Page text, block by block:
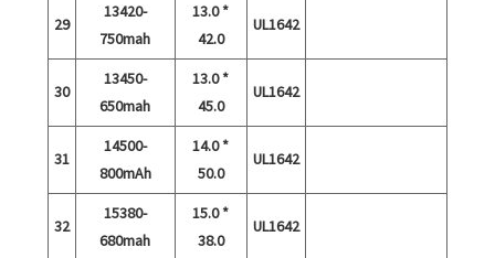
29
13420-
750mah
13.0 *
42.0
UL1642
30
13450-
650mah
13.0 *
45.0
UL1642
31
14500-
800mAh
14.0 *
50.0
UL1642
32
15380-
680mah
15.0 *
38.0
UL1642